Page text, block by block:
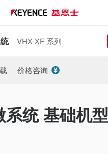
VHX-XF 系列
价格咨询
统 基础机型